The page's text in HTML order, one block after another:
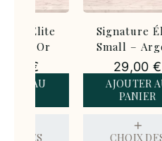
Signature Élite
Small – Argent
€
AJOUTER AU
CHOIX DES